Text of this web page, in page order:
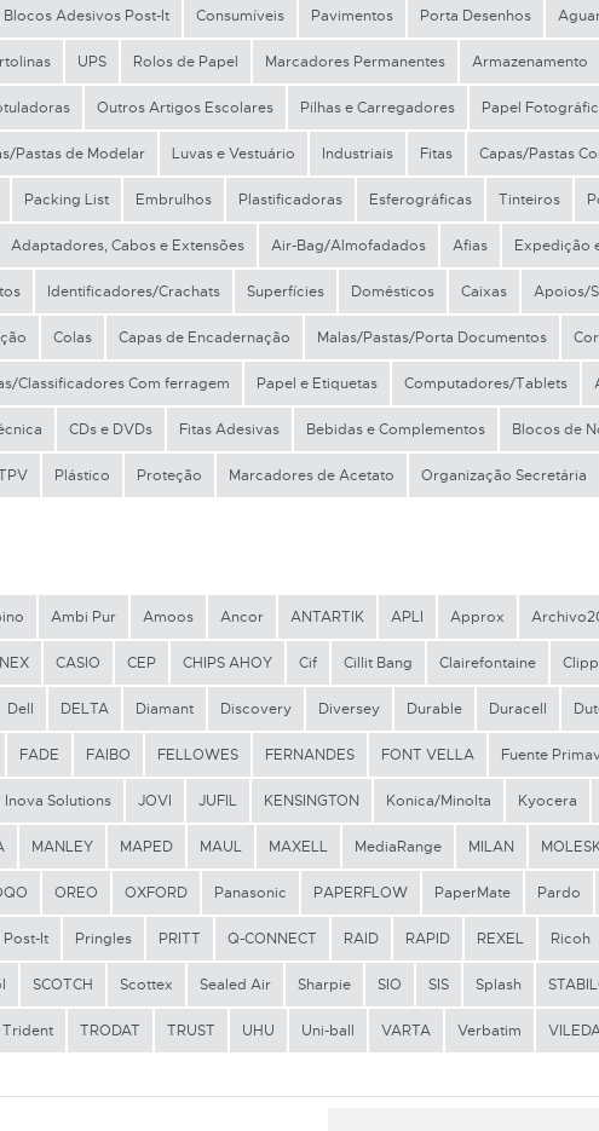
Blocos Adesivos Post-It Consumíveis Pavimentos Porta Desenhos
UPS Rolos de Papel Marcadores Permanentes Armazenamento
Outros Artigos Escolares Pilhas e Carregadores Papel
Pastas de Modelar Luvas e Vestuário Industriais Fitas Capas/Pastas
Packing List Embrulhos Plastificadoras Esferográficas Tinteiros
Adaptadores, Cabos e Extensões Air-Bag/Almofadados Afias Expedição
Identificadores/Crachats Superfícies Domésticos Caixas Apoios/
Colas Capas de Encadernação Malas/Pastas/Porta Documentos
Classificadores Com ferragem Papel e Etiquetas Computadores/Tablets
CDs e DVDs Fitas Adesivas Bebidas e Complementos Blocos de
Plástico Proteção Marcadores de Acetato Organização Secretária
Ambi Pur Amoos Ancor ANTARTIK APLI Approx
CASIO CEP CHIPS AHOY Cif Cillit Bang Clairefontaine
Dell DELTA Diamant Discovery Diversey Durable Duracell
FADE FAIBO FELLOWES FERNANDES FONT VELLA Fuente
Inova Solutions JOVI JUFIL KENSINGTON Konica/Minolta Kyocera
MANLEY MAPED MAUL MAXELL MediaRange MILAN
OREO OXFORD Panasonic PAPERFLOW PaperMate Pardo
Post-It Pringles PRITT Q-CONNECT RAID RAPID REXEL Ricoh
SCOTCH Scottex Sealed Air Sharpie SIO SIS Splash
Trident TRODAT TRUST UHU Uni-ball VARTA Verbatim